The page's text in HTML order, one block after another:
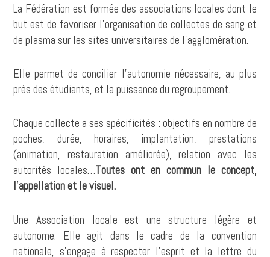
La Fédération est formée des associations locales dont le
but est de favoriser l’organisation de collectes de sang et
de plasma sur les sites universitaires de l’agglomération.
Elle permet de concilier l’autonomie nécessaire, au plus
près des étudiants, et la puissance du regroupement.
Chaque collecte a ses spécificités : objectifs en nombre de
poches, durée, horaires, implantation, prestations
(animation, restauration améliorée), relation avec les
autorités locales…Toutes ont en commun le concept,
l’appellation et le visuel.
Une Association locale est une structure légère et
autonome. Elle agit dans le cadre de la convention
nationale, s’engage à respecter l’esprit et la lettre du